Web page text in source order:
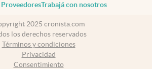
Trabajá con nosotros
2025 cronista.com
los derechos reservados
Términos y condiciones
Privacidad
Consentimiento